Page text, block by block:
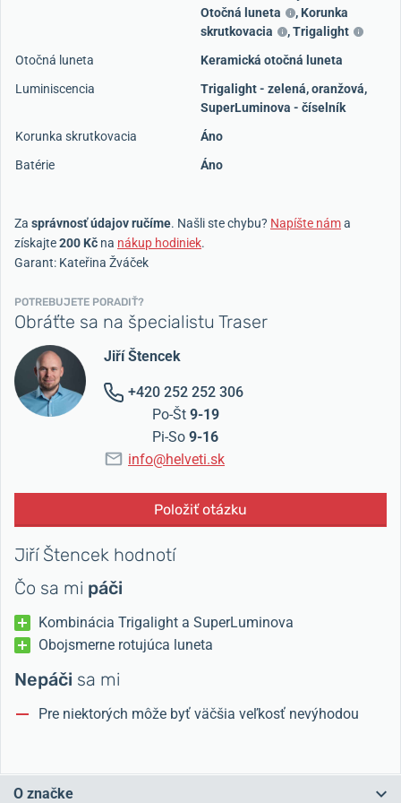
Otočná luneta
, Korunka
skrutkovacia
,Trigalight
Otočná luneta
Keramická otočná luneta
Luminiscencia
Trigalight - zelená, oranžová,
SuperLuminova - číselník
Korunka skrutkovacia
Áno
Batérie
Áno
Za správnosť údajov ručíme. Našli ste chybu? Napíšte náma
získajte200 Kč na nákup hodiniek.
Garant: Kateřina Žváček
POTREBUJETE PORADIŤ?
Obráťte sa na špecialistu Traser
Jiří Štencek
+420 252 252 306
Po-Št 9-19
Pi-So 9-16
info@helveti.sk
Položiť otázku
Jiří Štencek hodnotí
Čo sa mi páči
Kombinácia Trigalight a SuperLuminova
Obojsmerne rotujúca luneta
Nepáči sa mi
Pre niektorých môže byť väčšia veľkosť nevýhodou
O značke